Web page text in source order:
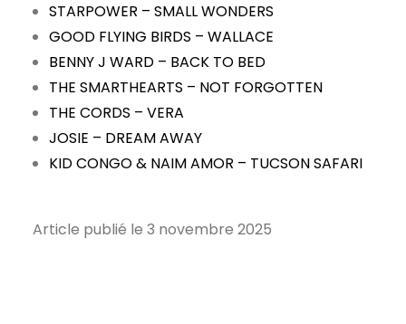
STARPOWER – SMALL WONDERS
GOOD FLYING BIRDS – WALLACE
BENNY J WARD – BACK TO BED
THE SMARTHEARTS – NOT FORGOTTEN
THE CORDS – VERA
JOSIE – DREAM AWAY
KID CONGO & NAIM AMOR – TUCSON SAFARI
Article publié le 3 novembre 2025